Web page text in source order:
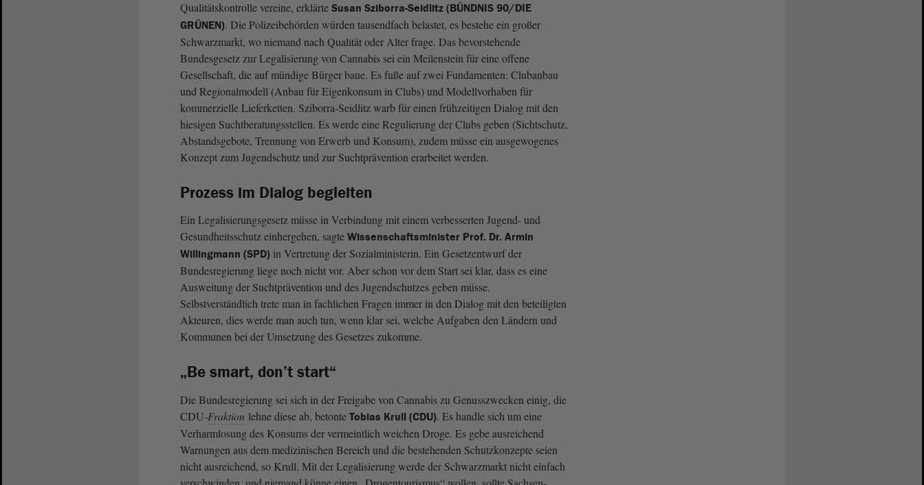
Qualitätskontrolle vereine, erklärte Susan Sziborra-Seidlitz (BÜNDNIS 90/DIE
GRÜNEN). Die Polizeibehörden würden tausendfach belastet, es bestehe ein großer
Schwarzmarkt, wo niemand nach Qualität oder Alter frage. Das bevorstehende
Bundesgesetz zur Legalisierung von Cannabis sei ein Meilenstein für eine offene
Gesellschaft, die auf mündige Bürger baue. Es fuße auf zwei Fundamenten: Clubanbau
und Regionalmodell (Anbau für Eigenkonsum in Clubs) und Modellvorhaben für
kommerzielle Lieferketten. Sziborra-Seidlitz warb für einen frühzeitigen Dialog mit den
hiesigen Suchtberatungsstellen. Es werde eine Regulierung der Clubs geben (Sichtschutz,
Abstandsgebote, Trennung von Erwerb und Konsum), zudem müsse ein ausgewogenes
Konzept zum Jugendschutz und zur Suchtprävention erarbeitet werden.
Prozess im Dialog begleiten
Ein Legalisierungsgesetz müsse in Verbindung mit einem verbesserten Jugend- und
Gesundheitsschutz einhergehen, sagte Wissenschaftsminister Prof. Dr. Armin
Willingmann (SPD) in Vertretung der Sozialministerin. Ein Gesetzentwurf der
Bundesregierung liege noch nicht vor. Aber schon vor dem Start sei klar, dass es eine
Ausweitung der Suchtprävention und des Jugendschutzes geben müsse.
Selbstverständlich trete man in fachlichen Fragen immer in den Dialog mit den beteiligten
Akteuren, dies werde man auch tun, wenn klar sei, welche Aufgaben den Ländern und
Kommunen bei der Umsetzung des Gesetzes zukomme.
„Be smart, don’t start“
Die Bundesregierung sei sich in der Freigabe von Cannabis zu Genusszwecken einig, die
CDU-Fraktion lehne diese ab, betonte Tobias Krull (CDU). Es handle sich um eine
Verharmlosung des Konsums der vermeintlich weichen Droge. Es gebe ausreichend
Warnungen aus dem medizinischen Bereich und die bestehenden Schutzkonzepte seien
nicht ausreichend, so Krull. Mit der Legalisierung werde der Schwarzmarkt nicht einfach